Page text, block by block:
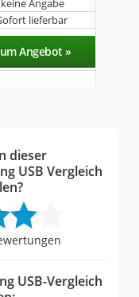
keine Angabe
lieferbar
Angebot »
dieser
USB Vergleich
USB-Vergleich